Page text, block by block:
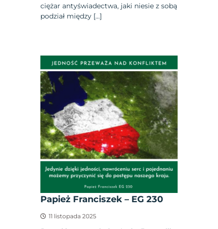
ciężar antyświadectwa, jaki niesie z sobą
podział między […]
Papież Franciszek – EG 230
11 listopada 2025